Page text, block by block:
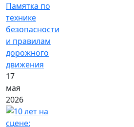
Памятка по
технике
безопасности
и правилам
дорожного
движения
17
мая
2026